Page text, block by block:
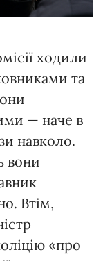
ходили
та
— наче в
навколо.
вони
Втім,
«про